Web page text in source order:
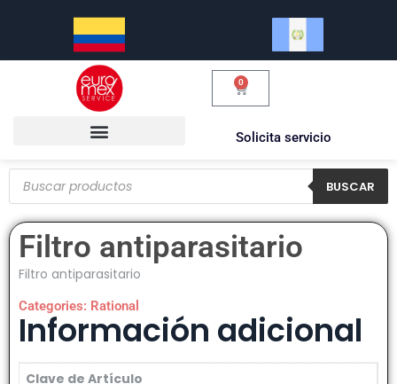
0
Solicita servicio
BUSCAR
Filtro antiparasitario
Filtro antiparasitario
Categories: Rational
Información adicional
Clave de Artículo